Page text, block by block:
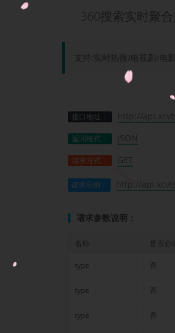
360搜索实时聚
支持:实时热搜/电视剧/电
接口地址： http://
返回格式： JSON
请求方式： GET
请求示例： http://
请求参数说明：
名称 是否必
type 否
type 否
type 否